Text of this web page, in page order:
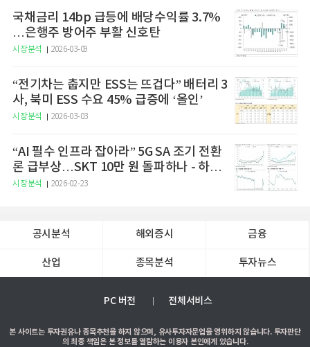
국채금리 14bp 급등에 배당수익률 3.7%
…은행주 방어주 부활 신호탄
시장분석 2026-03-09
“전기차는 춥지만 ESS는 뜨겁다” 배터리 3
사, 북미 ESS 수요 45% 급증에 ‘올인’
시장분석 2026-03-03
“AI 필수 인프라 잡아라” 5G SA 조기 전환
론 급부상…SKT 10만 원 돌파하나 - 하나
증권
시장분석 2026-02-23
공시분석 해외증시 금융
산업 종목분석 투자뉴스
PC 버전 전체서비스
본 사이트는 투자권유나 종목추천을 하지 않으며, 유사투자자문업을 영위하지 않습니다. 투자판단
의 최종 책임은 본 정보를 열람하는 이용자 본인에게 있습니다.